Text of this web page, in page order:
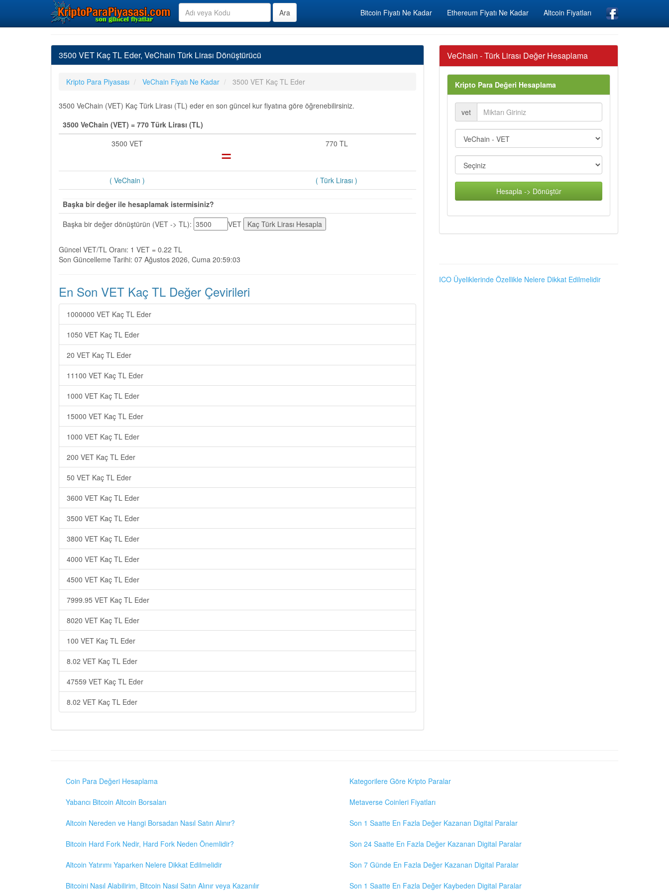
Bitcoin Fiyatı Ne Kadar Ethereum Fiyatı Ne Kadar Altcoin Fiyatları
3500 VET Kaç TL Eder, VeChain Türk Lirası Dönüştürücü
Kripto Para Piyasası VeChain Fiyatı Ne Kadar 3500 VET Kaç TL Eder
3500 VeChain (VET) Kaç Türk Lirası (TL) eder en son güncel kur fiyatına göre öğrenebilirsiniz.
3500 VeChain (VET) = 770 Türk Lirası (TL)
3500 VET
= 770 TL
( VeChain ) ( Türk Lirası )
Başka bir değer ile hesaplamak istermisiniz?
Başka bir değer dönüştürün (VET -> TL):
VET
Güncel VET/TL Oranı: 1 VET = 0.22 TL
Son Güncelleme Tarihi: 07 Ağustos 2026, Cuma 20:59:03
En Son VET Kaç TL Değer Çevirileri
1000000 VET Kaç TL Eder
1050 VET Kaç TL Eder
20 VET Kaç TL Eder
11100 VET Kaç TL Eder
1000 VET Kaç TL Eder
15000 VET Kaç TL Eder
1000 VET Kaç TL Eder
200 VET Kaç TL Eder
50 VET Kaç TL Eder
3600 VET Kaç TL Eder
3500 VET Kaç TL Eder
3800 VET Kaç TL Eder
4000 VET Kaç TL Eder
4500 VET Kaç TL Eder
7999.95 VET Kaç TL Eder
8020 VET Kaç TL Eder
100 VET Kaç TL Eder
8.02 VET Kaç TL Eder
47559 VET Kaç TL Eder
8.02 VET Kaç TL Eder
VeChain - Türk Lirası Değer Hesaplama
Kripto Para Değeri Hesaplama
vet
Hesapla -> Dönüştür
ICO Üyeliklerinde Özellikle Nelere Dikkat Edilmelidir
Coin Para Değeri Hesaplama
Yabancı Bitcoin Altcoin Borsaları
Altcoin Nereden ve Hangi Borsadan Nasıl Satın Alınır?
Bitcoin Hard Fork Nedir, Hard Fork Neden Önemlidir?
Altcoin Yatırımı Yaparken Nelere Dikkat Edilmelidir
Bitcoini Nasıl Alabilirim, Bitcoin Nasıl Satın Alınır veya Kazanılır
Kategorilere Göre Kripto Paralar
Metaverse Coinleri Fiyatları
Son 1 Saatte En Fazla Değer Kazanan Digital Paralar
Son 24 Saatte En Fazla Değer Kazanan Digital Paralar
Son 7 Günde En Fazla Değer Kazanan Digital Paralar
Son 1 Saatte En Fazla Değer Kaybeden Digital Paralar